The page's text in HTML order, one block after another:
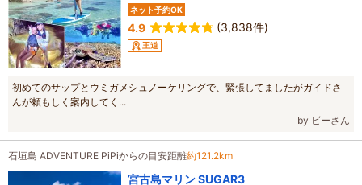
ネット予約OK
4.9 (3,838件)
王道
初めてのサップとウミガメシュノーケリングで、緊張してましたがガイドさ
んが頼もしく案内してく...
by ビーさん
石垣島 ADVENTURE PiPiからの目安距離約121.2km
宮古島マリン SUGAR3